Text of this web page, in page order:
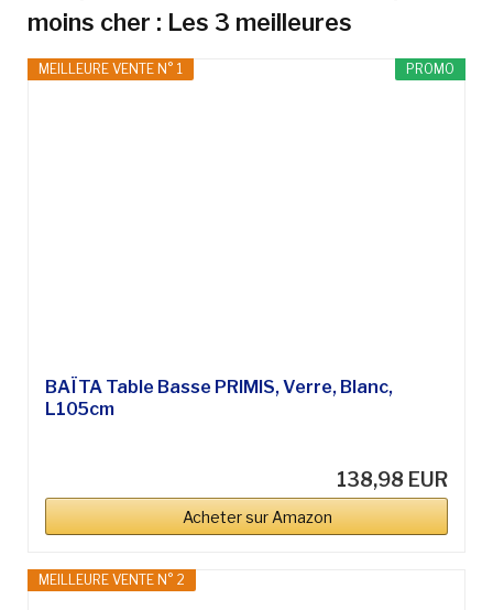
moins cher : Les 3 meilleures
PROMO
MEILLEURE VENTE N° 1
BAÏTA Table Basse PRIMIS, Verre, Blanc,
L105cm
138,98 EUR
Acheter sur Amazon
MEILLEURE VENTE N° 2